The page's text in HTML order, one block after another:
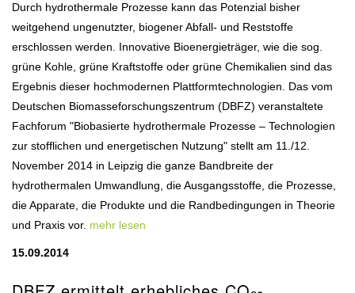
Durch hydrothermale Prozesse kann das Potenzial bisher
weitgehend ungenutzter, biogener Abfall- und Reststoffe
erschlossen werden. Innovative Bioenergieträger, wie die sog.
grüne Kohle, grüne Kraftstoffe oder grüne Chemikalien sind das
Ergebnis dieser hochmodernen Plattformtechnologien. Das vom
Deutschen Biomasseforschungszentrum (DBFZ) veranstaltete
Fachforum "Biobasierte hydrothermale Prozesse – Technologien
zur stofflichen und energetischen Nutzung" stellt am 11./12.
November 2014 in Leipzig die ganze Bandbreite der
hydrothermalen Umwandlung, die Ausgangsstoffe, die Prozesse,
die Apparate, die Produkte und die Randbedingungen in Theorie
und Praxis vor. mehr lesen
15.09.2014